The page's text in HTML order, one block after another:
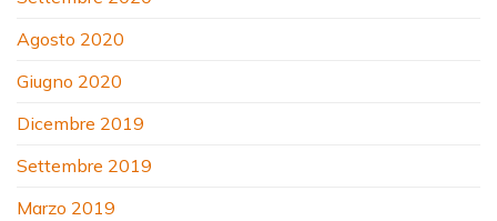
Agosto 2020
Giugno 2020
Dicembre 2019
Settembre 2019
Marzo 2019